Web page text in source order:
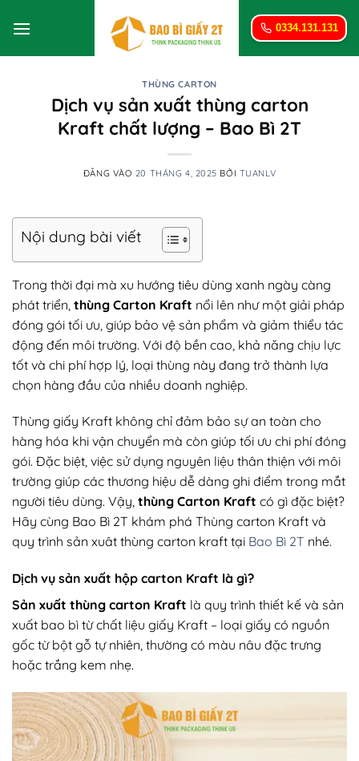
qua
0334.131.131
THÙNG CARTON
Dịch vụ sản xuất thùng carton
Kraft chất lượng – Bao Bì 2T
ĐĂNG VÀO 20 THÁNG 4, 2025 BỞI TUANLV
Nội dung bài viết
Trong thời đại mà xu hướng tiêu dùng xanh ngày càng
phát triển, thùng Carton Kraft nổi lên như một giải pháp
đóng gói tối ưu, giúp bảo vệ sản phẩm và giảm thiểu tác
động đến môi trường. Với độ bền cao, khả năng chịu lực
tốt và chi phí hợp lý, loại thùng này đang trở thành lựa
chọn hàng đầu của nhiều doanh nghiệp.
Thùng giấy Kraft không chỉ đảm bảo sự an toàn cho
hàng hóa khi vận chuyển mà còn giúp tối ưu chi phí đóng
gói. Đặc biệt, việc sử dụng nguyên liệu thân thiện với môi
trường giúp các thương hiệu dễ dàng ghi điểm trong mắt
người tiêu dùng. Vậy, thùng Carton Kraft có gì đặc biệt?
Hãy cùng Bao Bì 2T khám phá Thùng carton Kraft và
quy trình sản xuât thùng carton kraft tại Bao Bì 2T nhé.
Dịch vụ sản xuất hộp carton Kraft là gì?
Sản xuất thùng carton Kraft là quy trình thiết kế và sản
xuất bao bì từ chất liệu giấy Kraft – loại giấy có nguồn
gốc từ bột gỗ tự nhiên, thường có màu nâu đặc trưng
hoặc trắng kem nhẹ.